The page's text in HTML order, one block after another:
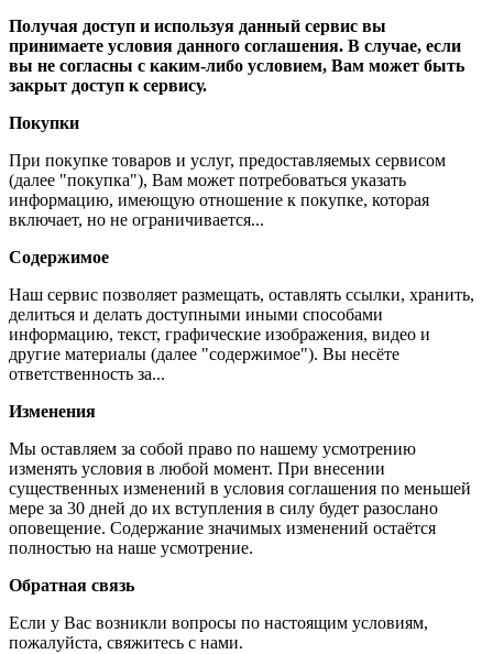
Получая доступ и используя данный сервис вы
принимаете условия данного соглашения. В случае, если
вы не согласны с каким-либо условием, Вам может быть
закрыт доступ к сервису.
Покупки
При покупке товаров и услуг, предоставляемых сервисом
(далее "покупка"), Вам может потребоваться указать
информацию, имеющую отношение к покупке, которая
включает, но не ограничивается...
Содержимое
Наш сервис позволяет размещать, оставлять ссылки, хранить,
делиться и делать доступными иными способами
информацию, текст, графические изображения, видео и
другие материалы (далее "содержимое"). Вы несёте
ответственность за...
Изменения
Мы оставляем за собой право по нашему усмотрению
изменять условия в любой момент. При внесении
существенных изменений в условия соглашения по меньшей
мере за 30 дней до их вступления в силу будет разослано
оповещение. Содержание значимых изменений остаётся
полностью на наше усмотрение.
Обратная связь
Если у Вас возникли вопросы по настоящим условиям,
пожалуйста, свяжитесь с нами.